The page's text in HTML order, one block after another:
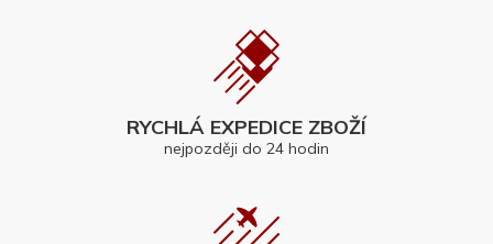
RYCHLÁ EXPEDICE ZBOŽÍ
nejpozději do 24 hodin